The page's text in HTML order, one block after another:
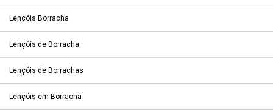
Lençóis Borracha
Lençóis de Borracha
Lençóis de Borrachas
Lençóis em Borracha